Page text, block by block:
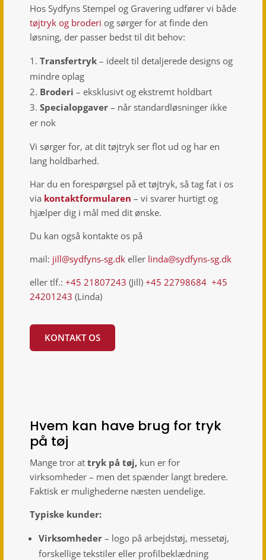
Hos Sydfyns Stempel og Gravering udfører vi både
tøjtryk og broderi og sørger for at finde den
løsning, der passer bedst til dit behov:
Transfertryk– ideelt til detaljerede designs og
mindre oplag
Broderi – eksklusivt og ekstremt holdbart
Specialopgaver– når standardløsninger ikke
er nok
Vi sørger for, at dit tøjtryk ser flot ud og har en
lang holdbarhed.
Har du en forespørgsel på et tøjtryk, så tag fat i os
via kontaktformularen – vi svarer hurtigt og
hjælper dig i mål med dit ønske.
Du kan også kontakte os på
mail: jill@sydfyns-sg.dkeller linda@sydfyns-sg.dk
eller tlf.: +45 21807243 (Jill) +45 22798684 +45
24201243 (Linda)
KONTAKT OS
Hvem kan have brug for tryk
på tøj
Mange tror at tryk på tøj,kun er for
virksomheder – men det spænder langt bredere.
Faktisk er mulighederne næsten uendelige.
Typiske kunder:
Virksomheder– logo på arbejdstøj, messetøj,
forskellige tekstiler eller profilbeklædning